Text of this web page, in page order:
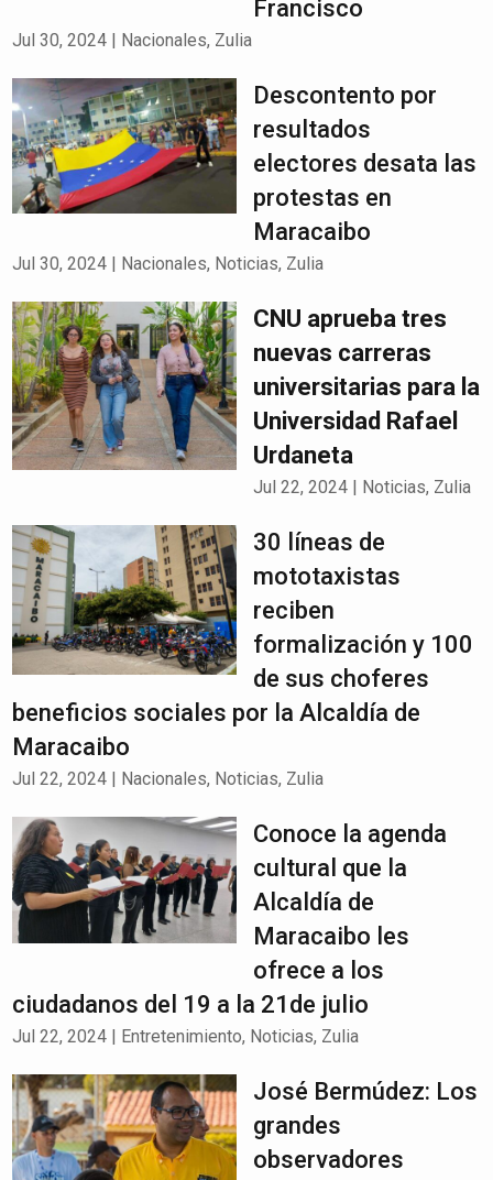
Francisco
Jul 30, 2024 | Nacionales, Zulia
Descontento por
resultados
electores desata las
protestas en
Maracaibo
Jul 30, 2024 | Nacionales, Noticias, Zulia
CNU aprueba tres
nuevas carreras
universitarias para la
Universidad Rafael
Urdaneta
Jul 22, 2024 | Noticias, Zulia
30 líneas de
mototaxistas
reciben
formalización y 100
de sus choferes
beneficios sociales por la Alcaldía de
Maracaibo
Jul 22, 2024 | Nacionales, Noticias, Zulia
Conoce la agenda
cultural que la
Alcaldía de
Maracaibo les
ofrece a los
ciudadanos del 19 a la 21de julio
Jul 22, 2024 | Entretenimiento, Noticias, Zulia
José Bermúdez: Los
grandes
observadores